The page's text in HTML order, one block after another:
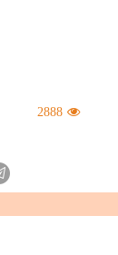
2888